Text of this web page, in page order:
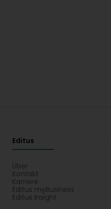
Editus
Über
Kontakt
Karriere
Editus myBusiness
Editus Insight